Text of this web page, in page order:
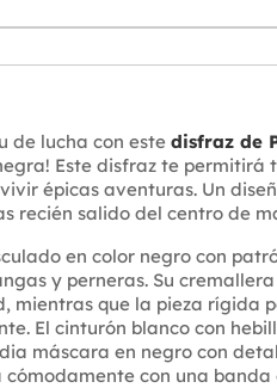
de lucha con este disfraz de
Este disfraz te permitirá
épicas aventuras. Un
recién salido del centro de
en color negro con
y perneras. Su
mientras que la pieza rígida
El cinturón blanco con
máscara en negro con
cómodamente con una banda